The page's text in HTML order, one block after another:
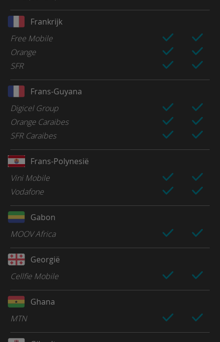
Frankrijk
Free Mobile
Orange
SFR
Frans-Guyana
Digicel Group
Orange Caraibes
SFR Caraibes
Frans-Polynesië
Vini Mobile
Vodafone
Gabon
MOOV Africa
Georgië
Cellfie Mobile
Ghana
MTN